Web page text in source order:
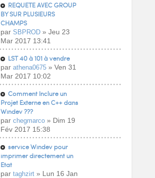
REQUETE AVEC GROUP
BY SUR PLUSIEURS
CHAMPS
par SBPROD» Jeu 23
Mar 2017 13:41
LST 40 à 101 à vendre
par athena0675» Ven 31
Mar 2017 10:02
Comment Inclure un
Projet Externe en C++ dans
Windev ???
par chegmarco» Dim 19
Fév 2017 15:38
service Windev pour
imprimer directement un
Etat
par taghzirt» Lun 16 Jan